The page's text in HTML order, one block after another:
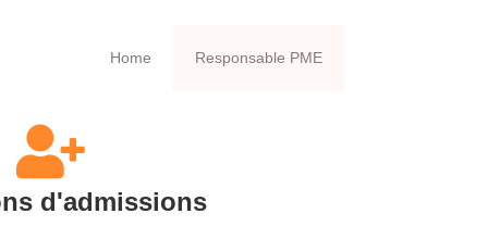
Home Responsable PME
d'admissions